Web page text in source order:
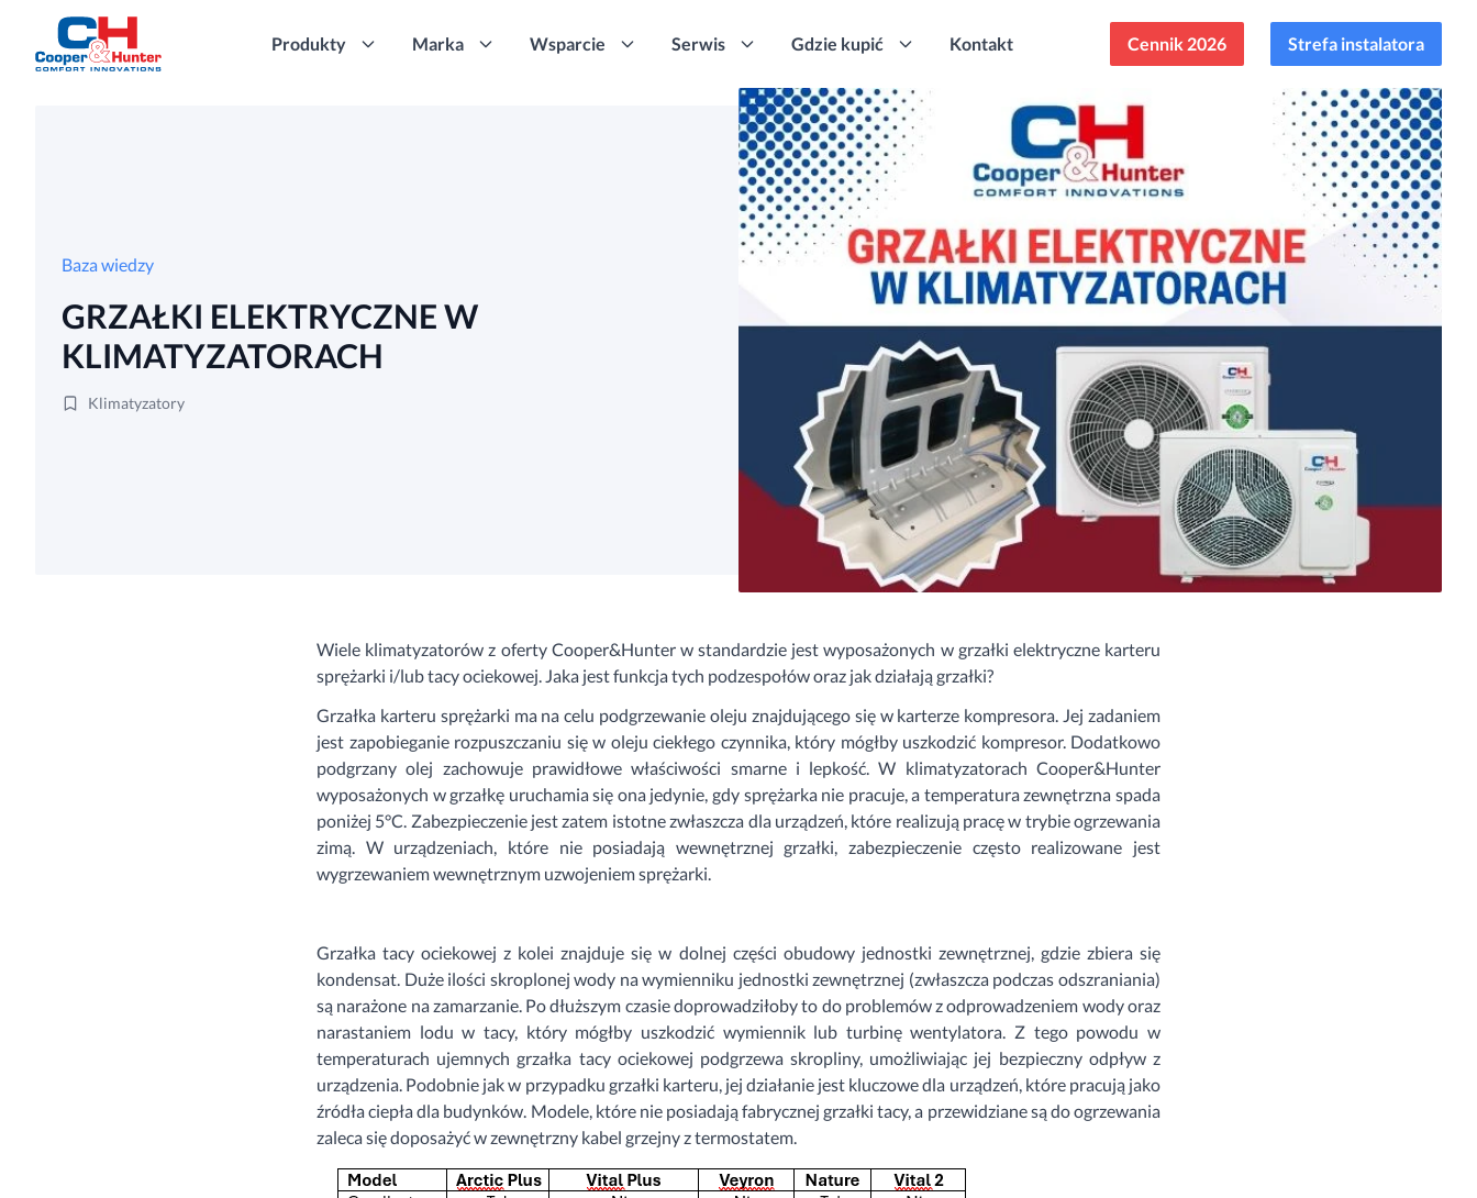
Produkty Marka Wsparcie Serwis Gdzie kupić Kontakt Cennik 2026 Strefa instalatora
Baza wiedzy
GRZAŁKI ELEKTRYCZNE W
KLIMATYZATORACH
Klimatyzatory
Wiele klimatyzatorów z oferty Cooper&Hunter w standardzie jest wyposażonych w grzałki elektryczne karteru
sprężarki i/lub tacy ociekowej. Jaka jest funkcja tych podzespołów oraz jak działają grzałki?
Grzałka karteru sprężarki ma na celu podgrzewanie oleju znajdującego się w karterze kompresora. Jej zadaniem
jest zapobieganie rozpuszczaniu się w oleju ciekłego czynnika, który mógłby uszkodzić kompresor. Dodatkowo
podgrzany olej zachowuje prawidłowe właściwości smarne i lepkość. W klimatyzatorach Cooper&Hunter
wyposażonych w grzałkę uruchamia się ona jedynie, gdy sprężarka nie pracuje, a temperatura zewnętrzna spada
poniżej 5°C. Zabezpieczenie jest zatem istotne zwłaszcza dla urządzeń, które realizują pracę w trybie ogrzewania
zimą. W urządzeniach, które nie posiadają wewnętrznej grzałki, zabezpieczenie często realizowane jest
wygrzewaniem wewnętrznym uzwojeniem sprężarki.
Grzałka tacy ociekowej z kolei znajduje się w dolnej części obudowy jednostki zewnętrznej, gdzie zbiera się
kondensat. Duże ilości skroplonej wody na wymienniku jednostki zewnętrznej (zwłaszcza podczas odszraniania)
są narażone na zamarzanie. Po dłuższym czasie doprowadziłoby to do problemów z odprowadzeniem wody oraz
narastaniem lodu w tacy, który mógłby uszkodzić wymiennik lub turbinę wentylatora. Z tego powodu w
temperaturach ujemnych grzałka tacy ociekowej podgrzewa skropliny, umożliwiając jej bezpieczny odpływ z
urządzenia. Podobnie jak w przypadku grzałki karteru, jej działanie jest kluczowe dla urządzeń, które pracują jako
źródła ciepła dla budynków. Modele, które nie posiadają fabrycznej grzałki tacy, a przewidziane są do ogrzewania
zaleca się doposażyć w zewnętrzny kabel grzejny z termostatem.